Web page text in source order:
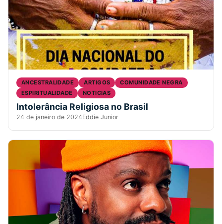
ANCESTRALIDADE ARTIGOS
COMUNIDADE NEGRA
ESPIRITUALIDADE
NOTICIAS
Intolerância Religiosa no Brasil
24 de janeiro de 2024Eddie Junior